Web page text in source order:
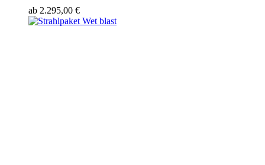
ab 2.295,00 €